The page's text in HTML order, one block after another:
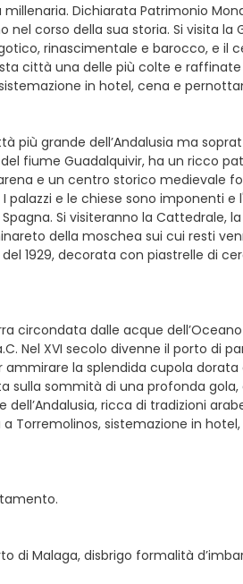
Dichiarata Patrimonio
nel corso della sua storia. Si visita la
rinascimentale e barocco, e il
città una delle più colte e raffinate
in hotel, cena e
più grande dell’Andalusia ma
fiume Guadalquivir, ha un ricco
e un centro storico medievale
e le chiese sono imponenti
Si visiteranno la Cattedrale,
della moschea sui cui resti
1929, decorata con piastrelle di
circondata dalle acque
Nel XVI secolo divenne il porto di
la splendida cupola
sulla sommità di una profonda
ricca di tradizioni
Torremolinos, sistemazione in
di Malaga, disbrigo formalità